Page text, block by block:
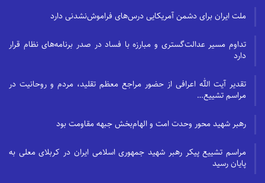
ملت ایران برای دشمن آمریکایی درس‌های فراموش‌نشدنی دارد
تداوم مسیر عدالت‌گستری و مبارزه با فساد در صدر برنامه‌های نظام قرار
دارد
تقدیر آیت الله اعرافی از حضور مراجع معظم تقلید، مردم و روحانیت در
مراسم تشییع…
رهبر شهید محور وحدت امت و الهام‌بخش جبهه مقاومت بود
مراسم تشییع پیکر رهبر شهید جمهوری اسلامی ایران در کربلای معلی به
پایان رسید